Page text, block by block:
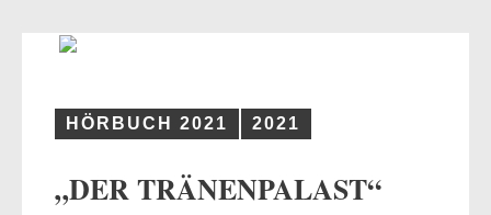
HÖRBUCH 2021 2021
„DER TRÄNENPALAST“